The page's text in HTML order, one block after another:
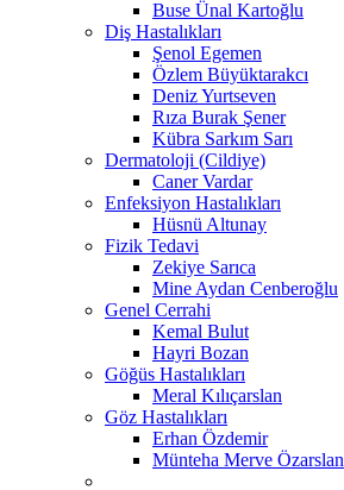
Buse Ünal Kartoğlu
Diş Hastalıkları
Şenol Egemen
Özlem Büyüktarakcı
Deniz Yurtseven
Rıza Burak Şener
Kübra Sarkım Sarı
Dermatoloji (Cildiye)
Caner Vardar
Enfeksiyon Hastalıkları
Hüsnü Altunay
Fizik Tedavi
Zekiye Sarıca
Mine Aydan Cenberoğlu
Genel Cerrahi
Kemal Bulut
Hayri Bozan
Göğüs Hastalıkları
Meral Kılıçarslan
Göz Hastalıkları
Erhan Özdemir
Münteha Merve Özarslan